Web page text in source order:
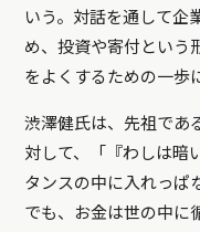
いう。対話を通して企
め、投資や寄付という
をよくするための一歩
渋澤健氏は、先祖であ
対して、「『わしは暗
タンスの中に入れっぱ
でも、お金は世の中に